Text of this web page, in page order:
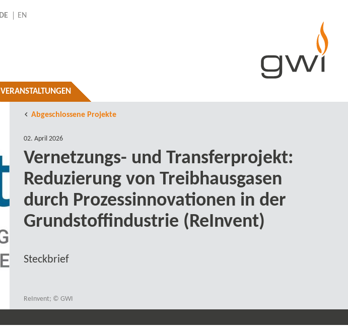
DE EN
VERANSTALTUNGEN
Abgeschlossene Projekte
02. April 2026
Vernetzungs-​ und Transferprojekt:
Reduzierung von Treibhausgasen
durch Prozessinnovationen in der
Grundstoffindustrie (ReInvent)
Steckbrief
ReInvent; © GWI